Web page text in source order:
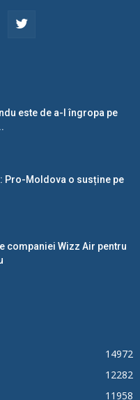
este de a-l îngropa pe
Pro-Moldova o susține pe
companiei Wizz Air pentru
14972
12282
11958